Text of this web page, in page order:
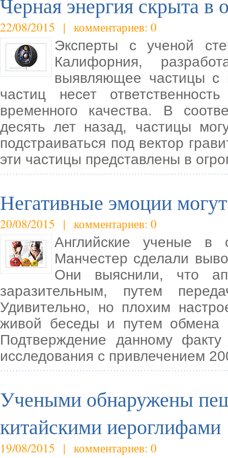
22/08/2015 | комментариев: 0
Эксперты с ученой
Калифорния,
выявляющее частицы с
частиц несет
временного качества. В
десять лет назад, частицы
подстраиваться под вектор
эти частицы представлены в
Негативные эмоции
20/08/2015 | комментариев: 0
Английские ученые в
Манчестер сделали
Они выяснили, что
заразительным, путем
Удивительно, но плохим
живой беседы и путем обмена
Подтверждение данному
исследования с привлечением
Учеными обнаружены
китайскими иероглифами
19/08/2015 | комментариев: 0